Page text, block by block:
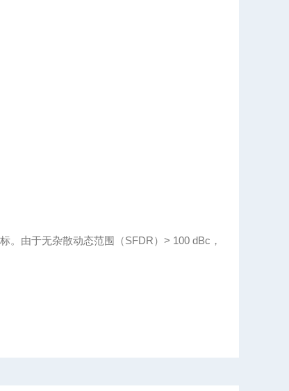
。由于无杂散动态范围（SFDR）> 100 dBc，